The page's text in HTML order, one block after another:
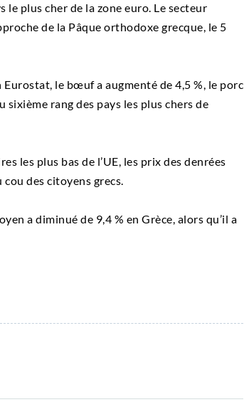
le plus cher de la zone euro. Le secteur
de la Pâque orthodoxe grecque, le 5
le bœuf a augmenté de 4,5 %, le porc
sixième rang des pays les plus chers de
les plus bas de l’UE, les prix des denrées
des citoyens grecs.
a diminué de 9,4 % en Grèce, alors qu’il a